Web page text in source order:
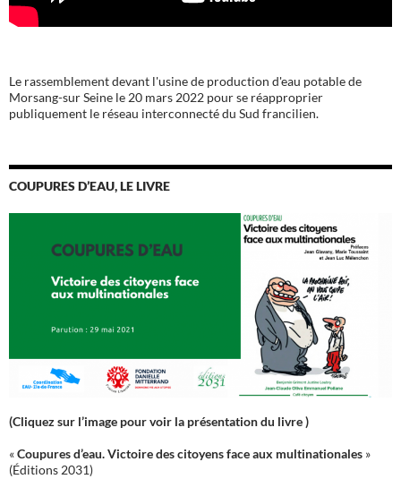
Le rassemblement devant l'usine de production d'eau potable de
Morsang-sur Seine le 20 mars 2022 pour se réapproprier
publiquement le réseau interconnecté du Sud francilien.
COUPURES D’EAU, LE LIVRE
(Cliquez sur l’image pour voir la présentation du livre )
«Coupures d’eau. Victoire des citoyens face aux multinationales »
(Éditions 2031)